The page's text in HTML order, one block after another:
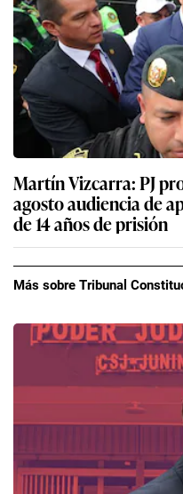
Martín Vizcarra: PJ
agosto audiencia de
de 14 años de prisión
Más sobre Tribunal